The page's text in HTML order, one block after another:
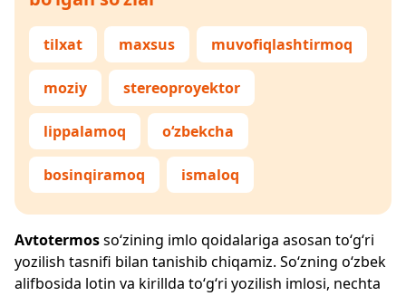
tilxat maxsus muvofiqlashtirmoq
moziy stereoproyektor
lippalamoq o‘zbekcha
bosinqiramoq ismaloq
Avtotermosso‘zining imlo qoidalariga asosan to‘g‘ri
yozilish tasnifi bilan tanishib chiqamiz. So‘zning o‘zbek
alifbosida lotin va kirillda to‘g‘ri yozilish imlosi, nechta